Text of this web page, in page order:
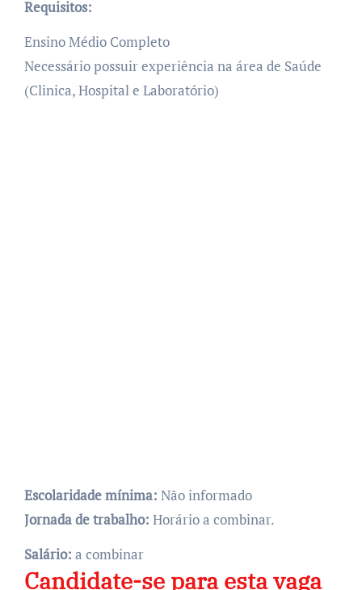
Requisitos:
Ensino Médio Completo
Necessário possuir experiência na área de Saúde
(Clinica, Hospital e Laboratório)
Escolaridade mínima: Não informado
Jornada de trabalho: Horário a combinar.
Salário: a combinar
Candidate-se para esta vaga